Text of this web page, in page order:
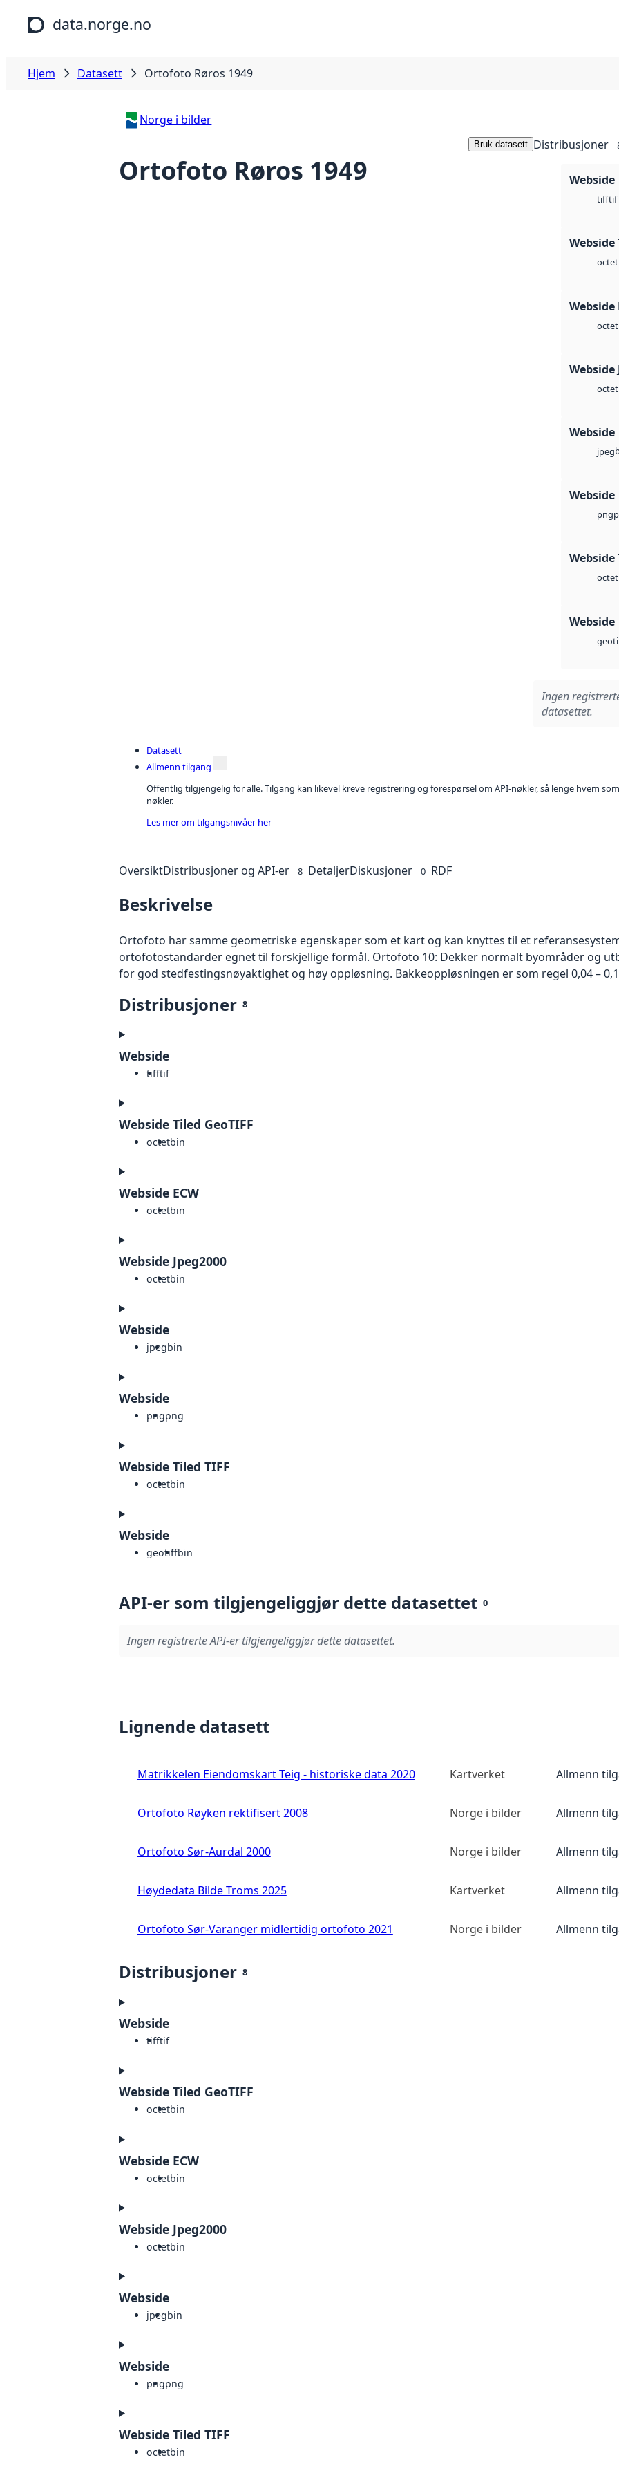
Hopp til hovedinnhold
data.norge.no
Hjem Datasett Ortofoto Røros 1949
Norge i bilder
Ortofoto Røros 1949
Bruk datasett Distribusjoner
Webside
tifftif
Webside
octet
Webside
octet
Webside
octet
Webside
jpeg
Webside
png
Webside
octet
Webside
Ingen
datasettet.
Datasett
Allmenn tilgang
Offentlig tilgjengelig for alle. Tilgang kan likevel kreve registrering og forespørsel om API-nøkler, så lenge hvem
nøkler.
Les mer om tilgangsnivåer her
OversiktDistribusjoner og API-er 8 DetaljerDiskusjoner 0 RDF
Beskrivelse
Ortofoto har samme geometriske egenskaper som et kart og kan knyttes til et
ortofotostandarder egnet til forskjellige formål. Ortofoto 10: Dekker normalt byområder og
for god stedfestingsnøyaktighet og høy oppløsning. Bakkeoppløsningen er som regel 0,04 –
Distribusjoner 8
Webside
tifftif
Webside Tiled GeoTIFF
octetbin
Webside ECW
octetbin
Webside Jpeg2000
octetbin
Webside
jpegbin
Webside
pngpng
Webside Tiled TIFF
octetbin
Webside
geotiffbin
API-er som tilgjengeliggjør dette datasettet 0
Ingen registrerte API-er tilgjengeliggjør dette datasettet.
Lignende datasett
Matrikkelen Eiendomskart Teig - historiske data 2020 Kartverket Allmenn
Ortofoto Røyken rektifisert 2008 Norge i bilder Allmenn
Ortofoto Sør-Aurdal 2000 Norge i bilder Allmenn
Høydedata Bilde Troms 2025 Kartverket Allmenn
Ortofoto Sør-Varanger midlertidig ortofoto 2021 Norge i bilder Allmenn
Distribusjoner 8
Webside
tifftif
Webside Tiled GeoTIFF
octetbin
Webside ECW
octetbin
Webside Jpeg2000
octetbin
Webside
jpegbin
Webside
pngpng
Webside Tiled TIFF
octetbin